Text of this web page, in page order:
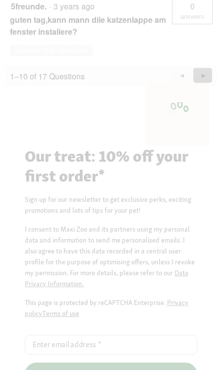
5freunde. · 3 years ago
guten tag,kann mann diie katzenlappe am
fenster instaliere?
0
answers
1–10 of 17 Questions
Previous
Questions
◄
Next
►
Our treat: 10% off your
first order*
Sign up for our newsletter to get exclusive perks, exciting
promotions and lots of tips for your pet!
I consent to Maxi Zoo and its partners using my personal
data and information to send me personalised emails. I
also agree to have this data recorded in a central user
profile for the purpose of optimising offers, unless I revoke
my permission. For more details, please refer to our Data
Privacy Information.
This page is protected by reCAPTCHA Enterprise. Privacy
policyTerms of use
Enter email address *